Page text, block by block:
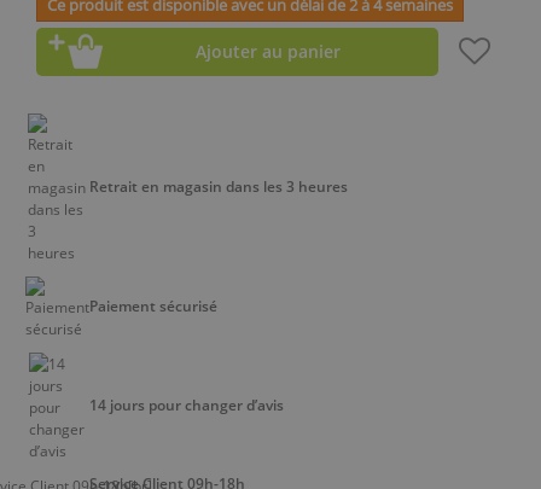
Ce produit est disponible avec un délai de 2 à 4 semaines
Ajouter au panier
Retrait en magasin dans les 3 heures
Paiement sécurisé
14 jours pour changer d’avis
Service Client 09h-18h